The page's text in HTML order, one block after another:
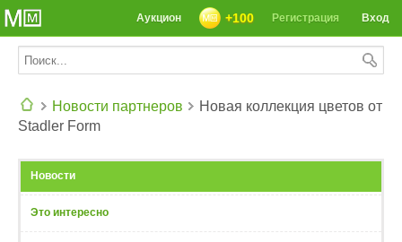
Вход
Регистрация
+100
Аукцион
Новости партнеров
Новая коллекция цветов от
Stadler Form
Новости
Это интересно